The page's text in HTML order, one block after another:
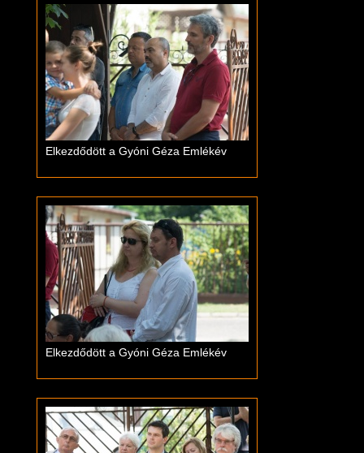
Elkezdődött a Gyóni Géza Emlékév
Elkezdődött a Gyóni Géza Emlékév